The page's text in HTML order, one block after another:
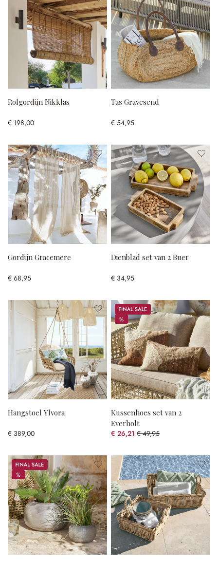
Rolgordijn Nikklas
€ 198,00
Tas Gravesend
€ 54,95
Gordijn Gracemere
€ 68,95
Dienblad set van 2 Buer
€ 34,95
Hangstoel Ylvora
€ 389,00
Sale
%
%
Kussenhoes set van 2
Everholt
€ 26,21 € 49,95
(47.53% gespart)
Sale
%
%